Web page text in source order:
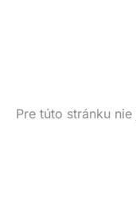
Pre túto stránku